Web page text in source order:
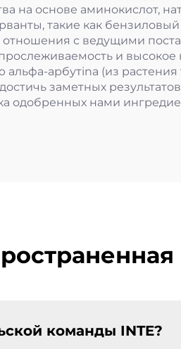
на основе аминокислот,
такие как
с ведущими
и
арбутina (из растения
заметных
одобренных нами
команды INTE?